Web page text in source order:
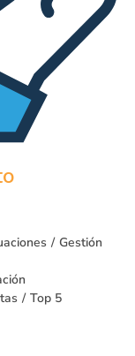
/ Gestión
/ Top 5